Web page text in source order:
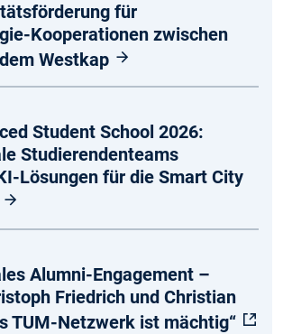
für
Kooperationen zwischen
Westkap
Student School 2026:
Studierendenteams
Lösungen für die Smart City
Alumni-Engagement –
Friedrich und Christian
TUM-Netzwerk ist mächtig“